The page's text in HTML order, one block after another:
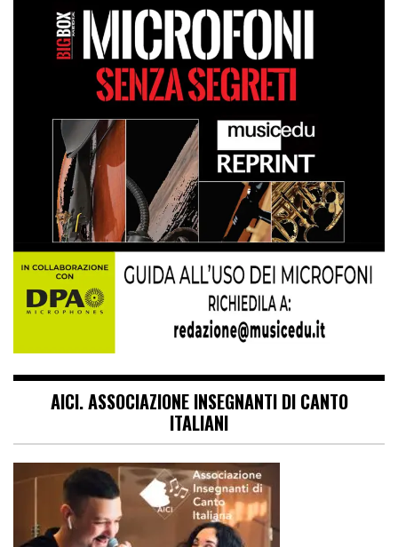
AICI. ASSOCIAZIONE INSEGNANTI DI CANTO
ITALIANI